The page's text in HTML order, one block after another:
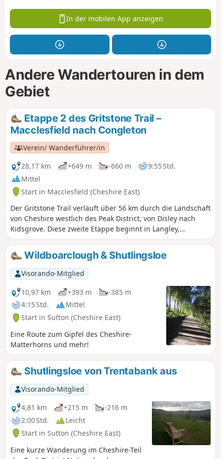
In der mobilen App anzeigen
Andere Wandertouren in dem
Gebiet
Etappe 2 des Gritstone Trail –
Macclesfield nach Congleton
Verein/ Wanderführer/in
28,17 km
+649 m -660 m
9:55 Std.
Mittel
Start in Macclesfield (Cheshire East)
Der Gritstone Trail verläuft über 56 km durch die Landschaft
von Cheshire westlich des Peak District, von Disley nach
Kidsgrove. Diese zweite Etappe beginnt in Langley,
nachdem man Macclesfield verlassen und den Treidelpfad
entlang des Macclesfield-Kanals nach Sutton Hall
genommen hat. Von Langley aus schlängelt sich die Route
über Croker Hill und Wincle Minn, mündet in den Dale
Valley Way und steigt bis zur Cloud (343 m) an, bevor sie
vom Weg nach Congleton abzweigt.
Wildboarclough & Shutlingsloe
Visorando-Mitglied
10,97 km
+393 m
-385 m
4:15 Std.
Mittel
Start in Sutton (Cheshire East)
Eine Route zum Gipfel des Cheshire-
Matterhorns und mehr!
Shutlingsloe von Trentabank aus
Visorando-Mitglied
4,81 km
+215 m
-216 m
2:00 Std.
Leicht
Start in Sutton (Cheshire East)
Eine kurze Wanderung im Cheshire-Teil